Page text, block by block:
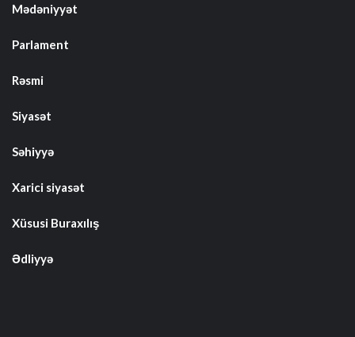
Mədəniyyət
Parlament
Rəsmi
Siyasət
Səhiyyə
Xarici siyasət
Xüsusi Buraxılış
Ədliyyə